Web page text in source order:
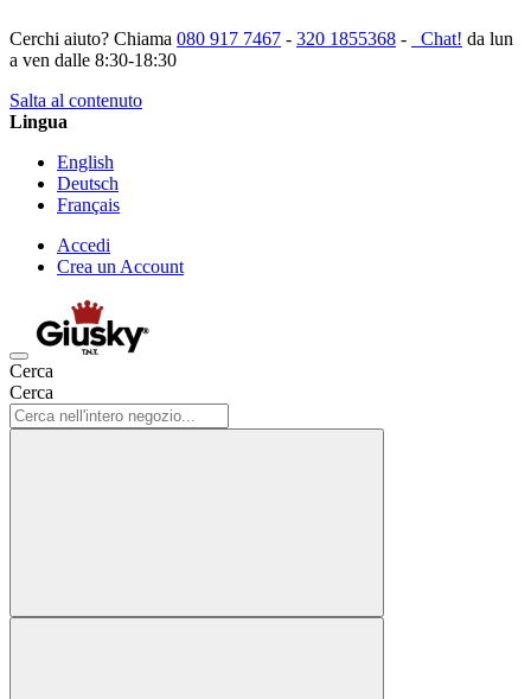
Cerchi aiuto? Chiama 080 917 7467 - 320 1855368 - Chat! da lun
a ven dalle 8:30-18:30
Salta al contenuto
Lingua
English
Deutsch
Français
Accedi
Crea un Account
Cerca
Cerca